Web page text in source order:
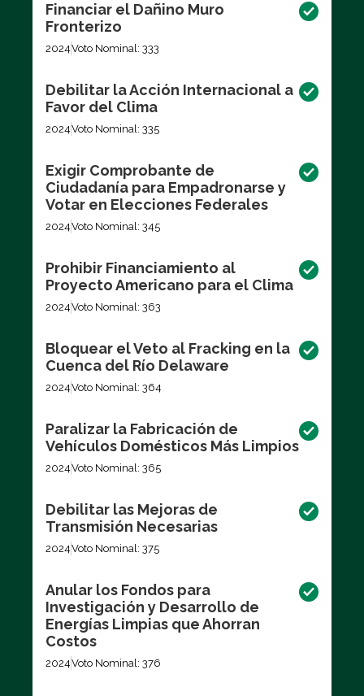
Financiar el Dañino Muro
Fronterizo
2024Voto Nominal: 333
Debilitar la Acción Internacional a
Favor del Clima
2024Voto Nominal: 335
Exigir Comprobante de
Ciudadanía para Empadronarse y
Votar en Elecciones Federales
2024Voto Nominal: 345
Prohibir Financiamiento al
Proyecto Americano para el Clima
2024Voto Nominal: 363
Bloquear el Veto al Fracking en la
Cuenca del Río Delaware
2024Voto Nominal: 364
Paralizar la Fabricación de
Vehículos Domésticos Más Limpios
2024Voto Nominal: 365
Debilitar las Mejoras de
Transmisión Necesarias
2024Voto Nominal: 375
Anular los Fondos para
Investigación y Desarrollo de
Energías Limpias que Ahorran
Costos
2024Voto Nominal: 376